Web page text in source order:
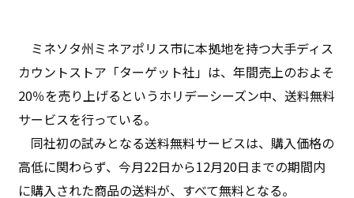
ミネソタ州ミネアポリス市に本拠地を持つ大手ディス
カウントストア「ターゲット社」は、年間売上のおよそ
20％を売り上げるというホリデーシーズン中、送料無料
サービスを行っている。
同社初の試みとなる送料無料サービスは、購入価格の
高低に関わらず、今月22日から12月20日までの期間内
に購入された商品の送料が、すべて無料となる。